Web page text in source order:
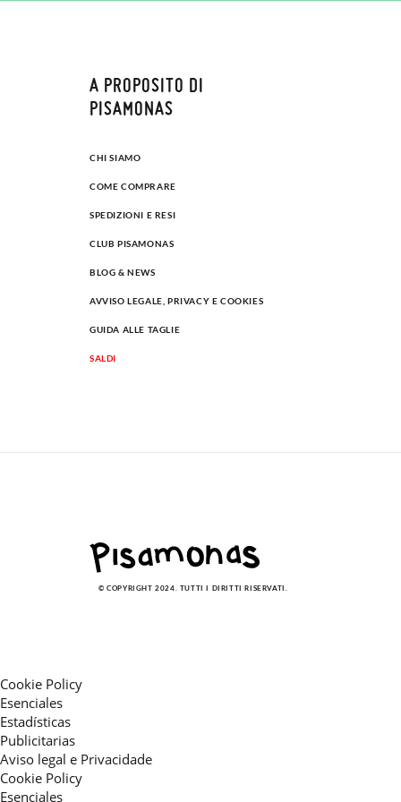
A PROPOSITO DI
PISAMONAS
CHI SIAMO
COME COMPRARE
SPEDIZIONI E RESI
CLUB PISAMONAS
BLOG & NEWS
AVVISO LEGALE, PRIVACY E COOKIES
GUIDA ALLE TAGLIE
SALDI
© COPYRIGHT 2024. TUTTI I DIRITTI RISERVATI.
Cookie Policy
Esenciales
Estadísticas
Publicitarias
Aviso legal e Privacidade
Cookie Policy
Esenciales